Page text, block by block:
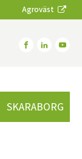
Agroväst
SKARABORG